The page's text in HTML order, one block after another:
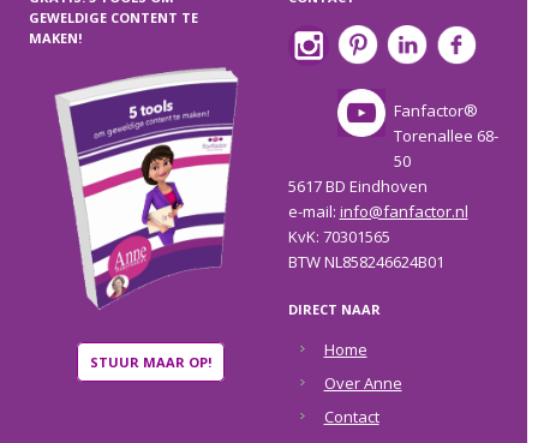
GEWELDIGE CONTENT TE
MAKEN!
STUUR MAAR OP!
Fanfactor®
Torenallee 68-
50
5617 BD Eindhoven
e-mail: info@fanfactor.nl
KvK: 70301565
BTW NL858246624B01
DIRECT NAAR
Home
Over Anne
Contact